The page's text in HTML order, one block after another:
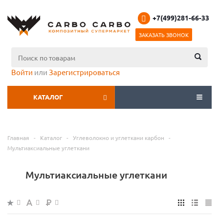
Войти или Зарегистрироваться
+7(499)281-66-33
ЗАКАЗАТЬ ЗВОНОК
МЕНЮКАТАЛОГ
Главная - Каталог - Углеволокно и углеткани карбон
-
Мультиаксиальные углеткани
Мультиаксиальные углеткани